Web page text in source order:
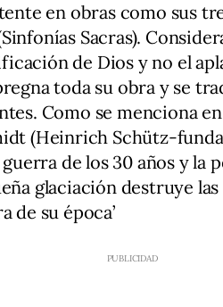
en obras como sus
Sacras).
de Dios y no el
toda su obra y se
Como se menciona
(Heinrich Schütz-
de los 30 años y la
glaciación destruye
de su época’